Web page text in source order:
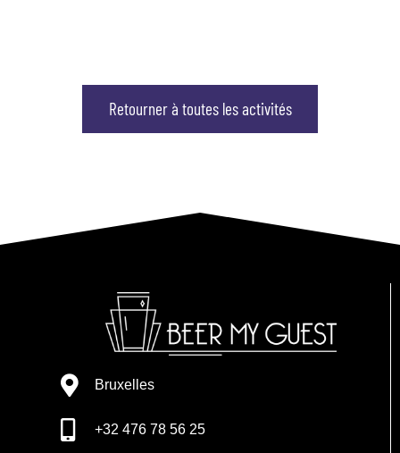
Retourner à toutes les activités
Bruxelles
+32 476 78 56 25